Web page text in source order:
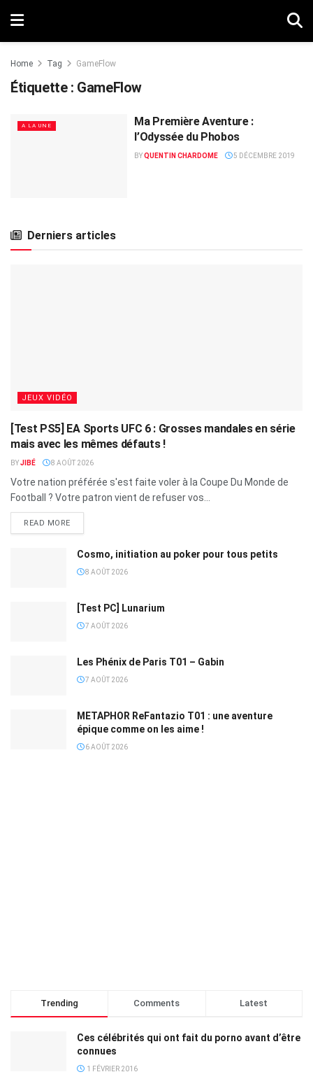
Home Tag GameFlow
Étiquette : GameFlow
A LA UNE
Ma Première Aventure :
l’Odyssée du Phobos
BYQUENTIN CHARDOME 5 DÉCEMBRE 2019
Derniers articles
JEUX VIDÉO
[Test PS5] EA Sports UFC 6 : Grosses mandales en série
mais avec les mêmes défauts !
BYJIBÉ 8 AOÛT 2026
Votre nation préférée s'est faite voler à la Coupe Du Monde de
Football ? Votre patron vient de refuser vos...
READ MORE
Cosmo, initiation au poker pour tous petits
8 AOÛT 2026
[Test PC] Lunarium
7 AOÛT 2026
Les Phénix de Paris T01 – Gabin
7 AOÛT 2026
METAPHOR ReFantazio T01 : une aventure
épique comme on les aime !
6 AOÛT 2026
Trending Comments Latest
Ces célébrités qui ont fait du porno avant d’être
connues
1 FÉVRIER 2016